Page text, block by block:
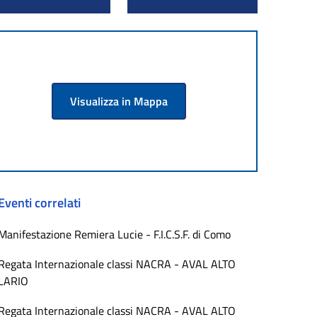
Visualizza in Mappa
correlati
Remiera Lucie - F.I.C.S.F. di Como
Internazionale classi NACRA - AVAL ALTO
Internazionale classi NACRA - AVAL ALTO